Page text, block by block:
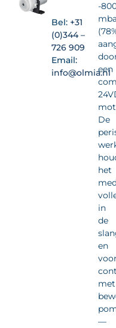
Bel: +31
(0)344 –
726 909
Email:
info@olmia.nl
-
een
De
het
in
de
en
met
—